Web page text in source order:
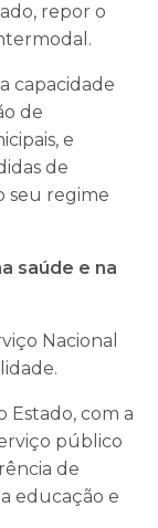
repor o
capacidade
de
e
de
seu regime
saúde e na
Nacional
Estado, com a
público
de
educação e